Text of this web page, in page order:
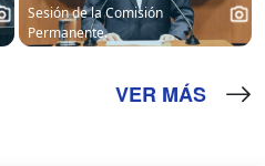
Sesión de la Comisión
Permanente.
VER MÁS